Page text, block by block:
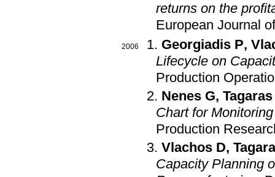
returns on the
European Journal
2006 Georgiadis P,
Lifecycle on
Production
Nenes G,
Chart for
Production
Vlachos D,
Capacity Planning